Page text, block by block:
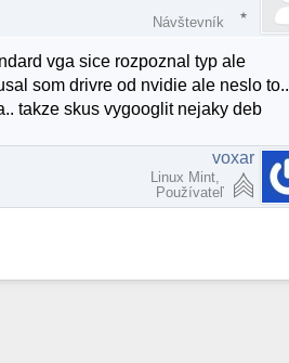
Návštevník
vga sice rozpoznal typ ale
som drivre od nvidie ale neslo to..
takze skus vygooglit nejaky deb
voxar
Linux Mint,
Používateľ